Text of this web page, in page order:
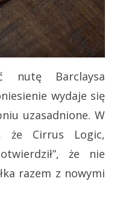
nutę Barclaysa
wydaje się
uzasadnione. W
że Cirrus Logic,
że nie
razem z nowymi